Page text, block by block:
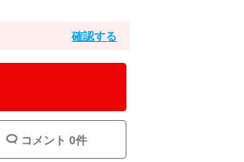
確認する
コメント 0件